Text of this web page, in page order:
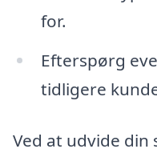
for.
Efterspørg
tidligere
Ved at udvide din